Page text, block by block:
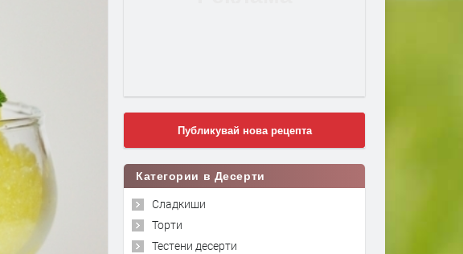
Публикувай нова рецепта
Категории в Десерти
Сладкиши
Торти
Тестени десерти